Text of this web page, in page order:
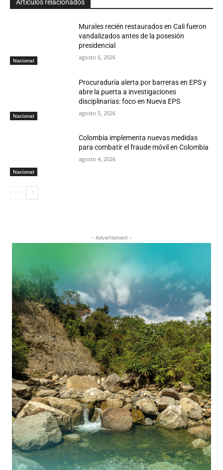
Articulos relacionados
Nacional
Murales recién restaurados en Cali fueron
vandalizados antes de la posesión
presidencial
agosto 6, 2026
Nacional
Procuraduría alerta por barreras en EPS y
abre la puerta a investigaciones
disciplinarias: foco en Nueva EPS
agosto 5, 2026
Nacional
Colombia implementa nuevas medidas
para combatir el fraude móvil en Colombia
agosto 4, 2026
- Advertisment -